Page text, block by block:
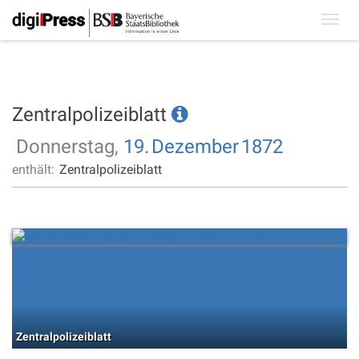
Zentralpolizeiblatt
Donnerstag, 19. Dezember1872
enthält: Zentralpolizeiblatt
Zentralpolizeiblatt